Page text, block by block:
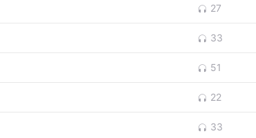
27
33
51
22
33